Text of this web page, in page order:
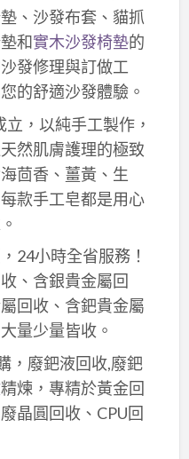
、沙發布套、貓抓
和實木沙發椅墊的
發修理與訂做工
的舒適沙發體驗。
立，以純手工製作，
然肌膚護理的極致
茴香、薑黃、生
款手工皂都是用心
24小時全省服務！
、含銀貴金屬回
回收、含鈀貴金屬
量少量皆收。
，廢鈀液回收,廢鈀
精煉，專精於黃金回
晶圓回收、CPU回